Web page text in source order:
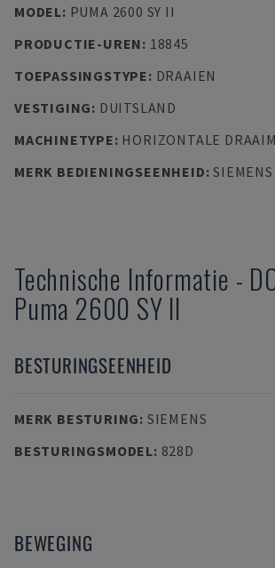
MODEL: PUMA 2600 SY II
PRODUCTIE-UREN: 18845
TOEPASSINGSTYPE: DRAAIEN
VESTIGING: DUITSLAND
MACHINETYPE: HORIZONTALE
MERK BEDIENINGSEENHEID:SIEMENS
Technische Informatie -
Puma 2600 SY II
BESTURINGSEENHEID
MERK BESTURING: SIEMENS
BESTURINGSMODEL: 828D
BEWEGING